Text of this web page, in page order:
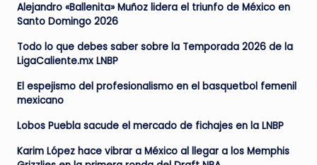
Alejandro «Ballenita» Muñoz lidera el triunfo de México en
Santo Domingo 2026
Todo lo que debes saber sobre la Temporada 2026 de la
LigaCaliente.mx LNBP
El espejismo del profesionalismo en el basquetbol femenil
mexicano
Lobos Puebla sacude el mercado de fichajes en la LNBP
Karim López hace vibrar a México al llegar a los Memphis